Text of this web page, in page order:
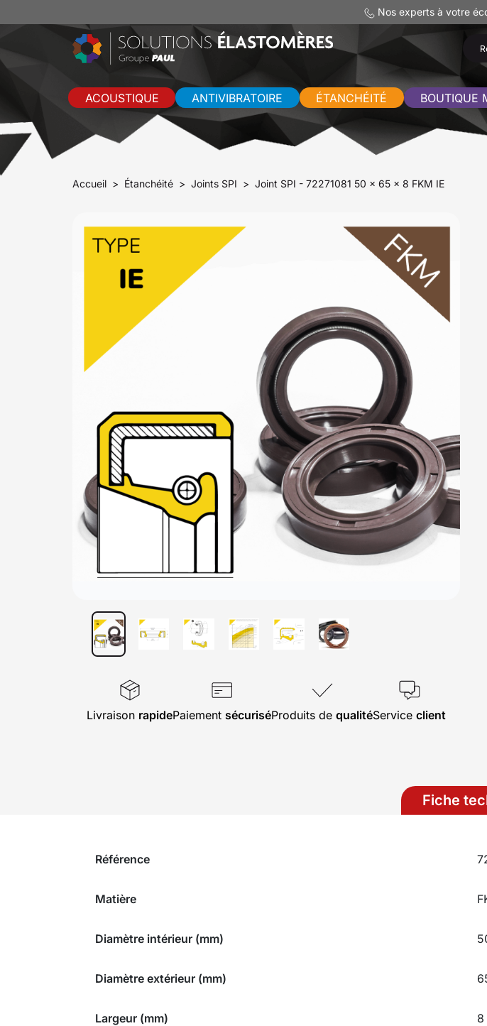
Nos experts à votre
ACOUSTIQUE ANTIVIBRATOIRE ÉTANCHÉITÉ BOUTIQUE
Accueil Étanchéité Joints SPI Joint SPI - 72271081 50 x 65 x 8 FKM IE
Livraison rapidePaiement sécuriséProduits de qualitéService client
Fiche
Référence
Matière
Diamètre intérieur (mm)
Diamètre extérieur (mm)
Largeur (mm) 8